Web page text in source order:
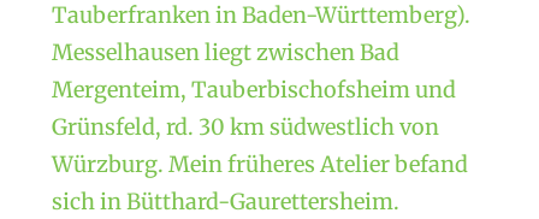
Tauberfranken in Baden-Württemberg).
Messelhausen liegt zwischen Bad
Mergenteim, Tauberbischofsheim und
Grünsfeld, rd. 30 km südwestlich von
Würzburg. Mein früheres Atelier befand
sich in Bütthard-Gaurettersheim.